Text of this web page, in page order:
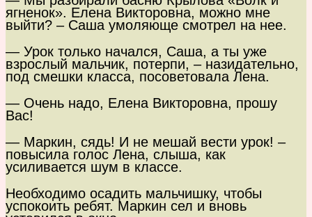
ягненок». Елена Викторовна, можно мне
выйти? – Саша умоляюще смотрел на нее.
— Урок только начался, Саша, а ты уже
взрослый мальчик, потерпи, – назидательно,
под смешки класса, посоветовала Лена.
— Очень надо, Елена Викторовна, прошу
Вас!
— Маркин, сядь! И не мешай вести урок! –
повысила голос Лена, слыша, как
усиливается шум в классе.
Необходимо осадить мальчишку, чтобы
успокоить ребят. Маркин сел и вновь